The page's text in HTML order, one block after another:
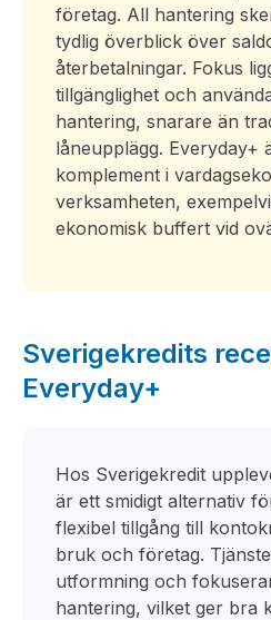
företag. All hantering
tydlig överblick över
återbetalningar. Fokus
tillgänglighet och
hantering, snarare än
låneupplägg. Everyday+
komplement i
verksamheten,
ekonomisk buffert vid
Sverigekredits
Everyday+
Hos Sverigekredit
är ett smidigt alternativ
flexibel tillgång till
bruk och företag.
utformning och
hantering, vilket ger bra